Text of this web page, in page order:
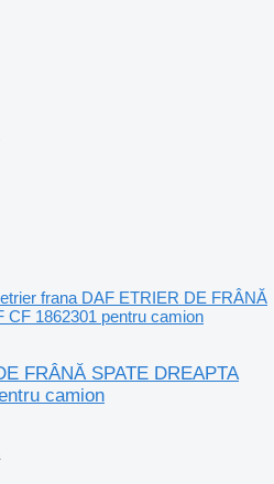
etrier frana DAF ETRIER DE FRÂNĂ
CF 1862301 pentru camion
FRÂNĂ SPATE DREAPTA
camion